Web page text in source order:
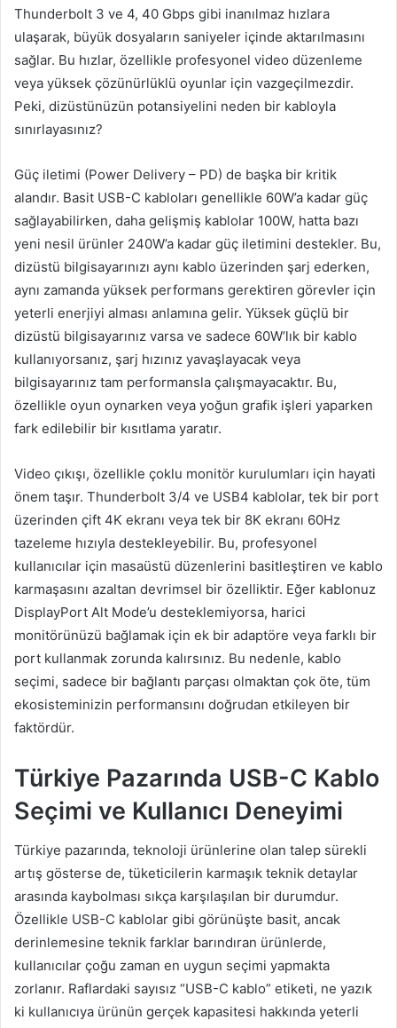
Thunderbolt 3 ve 4, 40 Gbps gibi inanılmaz hızlara
ulaşarak, büyük dosyaların saniyeler içinde aktarılmasını
sağlar. Bu hızlar, özellikle profesyonel video düzenleme
veya yüksek çözünürlüklü oyunlar için vazgeçilmezdir.
Peki, dizüstünüzün potansiyelini neden bir kabloyla
sınırlayasınız?
Güç iletimi (Power Delivery – PD) de başka bir kritik
alandır. Basit USB-C kabloları genellikle 60W’a kadar güç
sağlayabilirken, daha gelişmiş kablolar 100W, hatta bazı
yeni nesil ürünler 240W’a kadar güç iletimini destekler. Bu,
dizüstü bilgisayarınızı aynı kablo üzerinden şarj ederken,
aynı zamanda yüksek performans gerektiren görevler için
yeterli enerjiyi alması anlamına gelir. Yüksek güçlü bir
dizüstü bilgisayarınız varsa ve sadece 60W’lık bir kablo
kullanıyorsanız, şarj hızınız yavaşlayacak veya
bilgisayarınız tam performansla çalışmayacaktır. Bu,
özellikle oyun oynarken veya yoğun grafik işleri yaparken
fark edilebilir bir kısıtlama yaratır.
Video çıkışı, özellikle çoklu monitör kurulumları için hayati
önem taşır. Thunderbolt 3/4 ve USB4 kablolar, tek bir port
üzerinden çift 4K ekranı veya tek bir 8K ekranı 60Hz
tazeleme hızıyla destekleyebilir. Bu, profesyonel
kullanıcılar için masaüstü düzenlerini basitleştiren ve kablo
karmaşasını azaltan devrimsel bir özelliktir. Eğer kablonuz
DisplayPort Alt Mode’u desteklemiyorsa, harici
monitörünüzü bağlamak için ek bir adaptöre veya farklı bir
port kullanmak zorunda kalırsınız. Bu nedenle, kablo
seçimi, sadece bir bağlantı parçası olmaktan çok öte, tüm
ekosisteminizin performansını doğrudan etkileyen bir
faktördür.
Türkiye Pazarında USB-C Kablo
Seçimi ve Kullanıcı Deneyimi
Türkiye pazarında, teknoloji ürünlerine olan talep sürekli
artış gösterse de, tüketicilerin karmaşık teknik detaylar
arasında kaybolması sıkça karşılaşılan bir durumdur.
Özellikle USB-C kablolar gibi görünüşte basit, ancak
derinlemesine teknik farklar barındıran ürünlerde,
kullanıcılar çoğu zaman en uygun seçimi yapmakta
zorlanır. Raflardaki sayısız “USB-C kablo” etiketi, ne yazık
ki kullanıcıya ürünün gerçek kapasitesi hakkında yeterli